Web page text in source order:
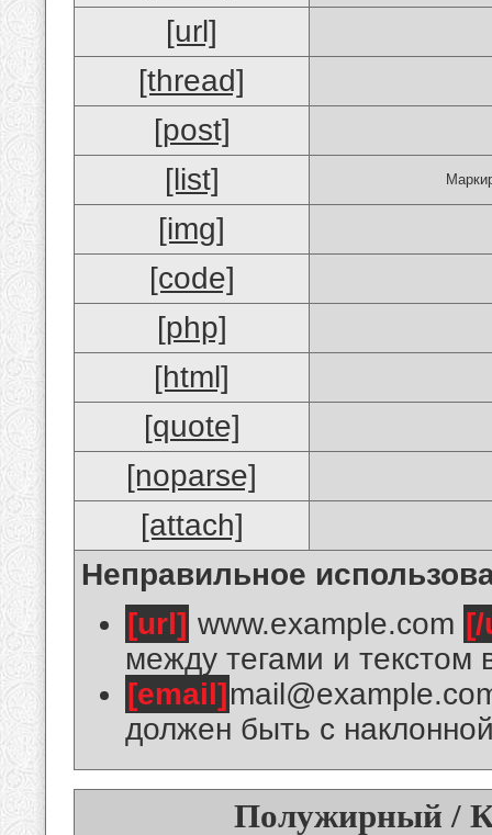
[url]
[thread]
[post]
[list]
[img]
[code]
[php]
[html]
[quote]
[noparse]
[attach]
Неправильное
[url] www.example.com
между тегами и текстом
[email]
должен быть с
Полужирный /